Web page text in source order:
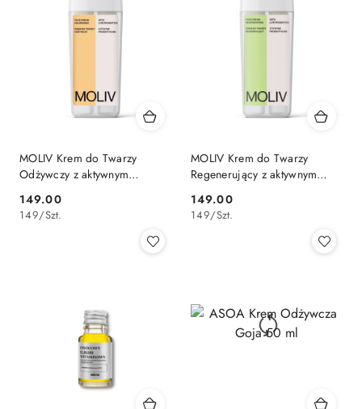
MOLIV Krem do Twarzy
Odżywczy z aktywnym
Cena:
149.00
149/Szt.
MOLIV Krem do Twarzy
Regenerujący z aktywnym
Cena:
149.00
149/Szt.